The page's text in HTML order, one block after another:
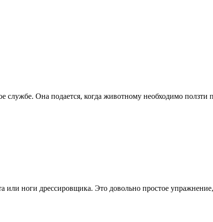
службе. Она подается, когда животному необходимо
или ноги дрессировщика. Это довольно простое